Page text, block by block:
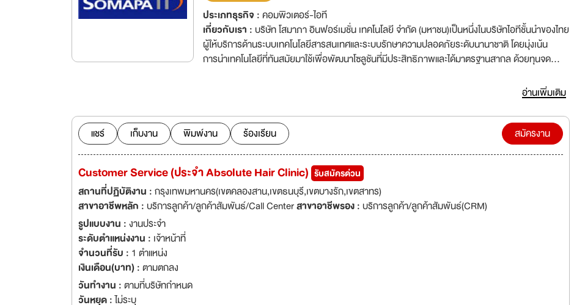
ประเภทธุรกิจ :คอมพิวเตอร์-ไอที
เกี่ยวกับเรา :บริษัท โสมาภา อินฟอร์เมชั่น เทคโนโลยี จำกัด (มหาชน)เป็นหนึ่งในบริษัทไอทีชั้นนำของไทย
ผู้ให้บริการด้านระบบเทคโนโลยีสารสนเทศและระบบรักษาความปลอดภัยระดับนานาชาติ โดยมุ่งเน้น
การนำเทคโนโลยีที่ทันสมัยมาใช้เพื่อพัฒนาโซลูชันที่มีประสิทธิภาพและได้มาตรฐานสากล ด้วยทุนจด
มองหาน้อง ๆ คนรุ่นใหม่ที่ต้องการหาประสบการณ์กับโครงการขนาดใหญ่และพัฒนาทักษะฝีมือ รวมถึง
ยังมีโอกาสได้เดินทางต่างประเทศอีกด้วย Somapa เปิดโอกาสให้บุคลากรที่มีความสามารถและความมุ่ง
มั่น ได้ร่วมเติบโตไปพร้อมกับองค์กรอย่างยั่งยืน
อ่านเพิ่มเติม
แชร์ เก็บงาน พิมพ์งาน ร้องเรียน สมัครงาน
Customer Service (ประจำ Absolute Hair Clinic) รับสมัครด่วน
สถานที่ปฏิบัติงาน :กรุงเทพมหานคร(เขตคลองสาน,เขตธนบุรี,เขตบางรัก,เขตสาทร)
สาขาอาชีพหลัก :บริการลูกค้า/ลูกค้าสัมพันธ์/Call Centerสาขาอาชีพรอง :บริการลูกค้า/ลูกค้าสัมพันธ์(CRM)
รูปแบบงาน :งานประจำ
ระดับตำแหน่งงาน : เจ้าหน้าที่
จำนวนที่รับ : 1 ตำแหน่ง
เงินเดือน(บาท) :ตามตกลง
วันทำงาน :ตามที่บริษัทกำหนด
วันหยุด :ไม่ระบุ